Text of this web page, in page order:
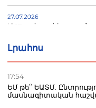
Լրահոս
17:54
ԵՄ թե՞ ԵԱՏՄ.
մասնագիտական
27.07.2026
Մ-17 աշխարհի
22.07.2026
տուժածներ կան